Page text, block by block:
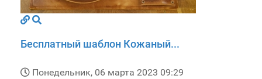
Бесплатный шаблон Кожаный...
Понедельник, 06 марта 2023 09:29